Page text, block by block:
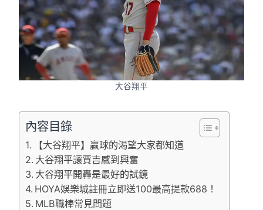
大谷翔平
內容目錄
【大谷翔平】贏球的渴望大家都知道
大谷翔平讓賈吉感到興奮
大谷翔平開轟是最好的試鏡
HOYA娛樂城註冊立即送100最高提款688！
MLB職棒常見問題